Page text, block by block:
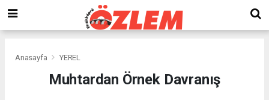
Anasayfa YEREL
Muhtardan Örnek Davranış